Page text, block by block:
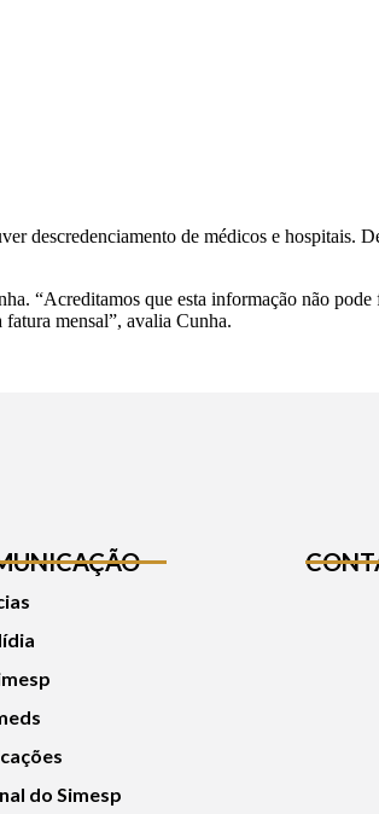
descredenciamento de médicos e hospitais.
“Acreditamos que esta informação não
mensal”, avalia Cunha.
do Simesp